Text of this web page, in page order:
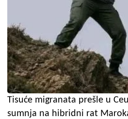
Tisuće migranata prešle u
sumnja na hibridni rat